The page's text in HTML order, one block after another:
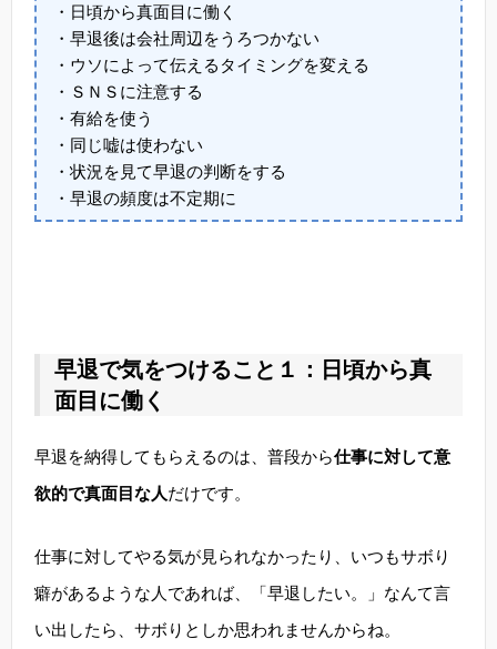
・日頃から真面目に働く
・早退後は会社周辺をうろつかない
・ウソによって伝えるタイミングを変える
・ＳＮＳに注意する
・有給を使う
・同じ嘘は使わない
・状況を見て早退の判断をする
・早退の頻度は不定期に
早退で気をつけること１：日頃から真
面目に働く
早退を納得してもらえるのは、普段から仕事に対して意
欲的で真面目な人だけです。
仕事に対してやる気が見られなかったり、いつもサボり
癖があるような人であれば、「早退したい。」なんて言
い出したら、サボりとしか思われませんからね。